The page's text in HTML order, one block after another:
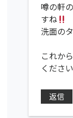
噂の軒
すね
洗面の
これか
ください
返信